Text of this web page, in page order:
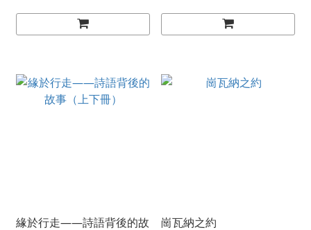
緣於行走——詩語背後的故
崗瓦納之約